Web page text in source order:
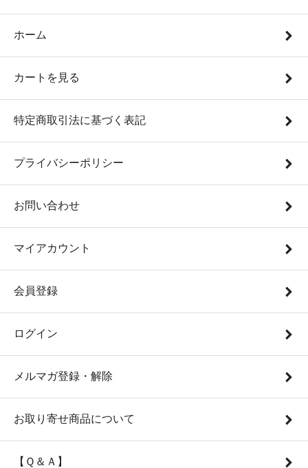
ホーム
カートを見る
特定商取引法に基づく表記
プライバシーポリシー
お問い合わせ
マイアカウント
会員登録
ログイン
メルマガ登録・解除
お取り寄せ商品について
【Ｑ＆Ａ】